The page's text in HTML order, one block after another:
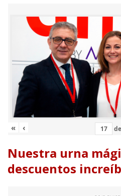
« ‹ de
Nuestra urna
descuentos